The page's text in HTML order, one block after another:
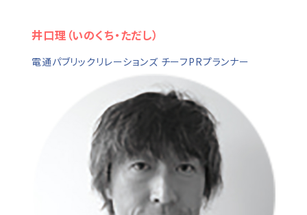
井口理（いのくち・ただし）
電通パブリックリレーションズ チーフPRプランナー